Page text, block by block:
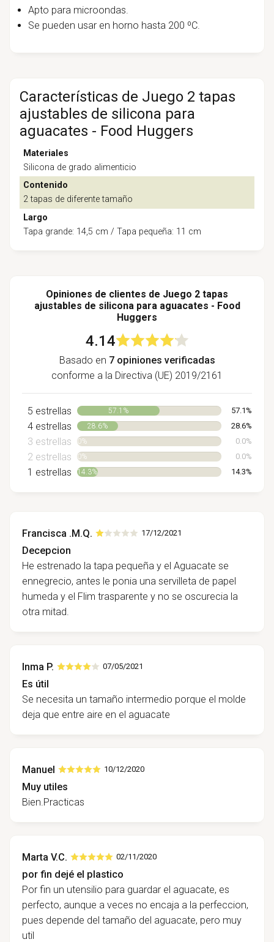
Apto para microondas.
Se pueden usar en horno hasta 200 ºC.
Características de Juego 2 tapas
ajustables de silicona para
aguacates - Food Huggers
Materiales
Silicona de grado alimenticio
Contenido
2 tapas de diferente tamaño
Largo
Tapa grande: 14,5 cm / Tapa pequeña: 11 cm
Opiniones de clientes de Juego 2 tapas
ajustables de silicona para aguacates - Food
Huggers
4.14
Basado en 7 opiniones verificadas
conforme a la Directiva (UE) 2019/2161
5 estrellas 57.1% 57.1%
4 estrellas 28.6% 28.6%
3 estrellas 0% 0.0%
2 estrellas 0% 0.0%
1 estrellas 14.3% 14.3%
Francisca .M.Q. 17/12/2021
Decepcion
He estrenado la tapa pequeña y el Aguacate se
ennegrecio, antes le ponia una servilleta de papel
humeda y el Flim trasparente y no se oscurecia la
otra mitad.
Inma P. 07/05/2021
Es útil
Se necesita un tamaño intermedio porque el molde
deja que entre aire en el aguacate
Manuel 10/12/2020
Muy utiles
Bien.Practicas
Marta V.C. 02/11/2020
por fin dejé el plastico
Por fin un utensilio para guardar el aguacate, es
perfecto, aunque a veces no encaja a la perfeccion,
pues depende del tamaño del aguacate, pero muy
util